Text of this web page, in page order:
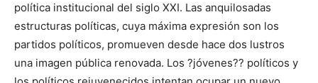
política institucional del siglo XXI. Las anquilosadas
estructuras políticas, cuya máxima expresión son los
partidos políticos, promueven desde hace dos lustros
una imagen pública renovada. Los ?jóvenes?? políticos y